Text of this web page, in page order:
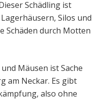
Schädling ist
Silos und
Schäden durch Motten
Mäusen ist Sache
am Neckar. Es gibt
also ohne